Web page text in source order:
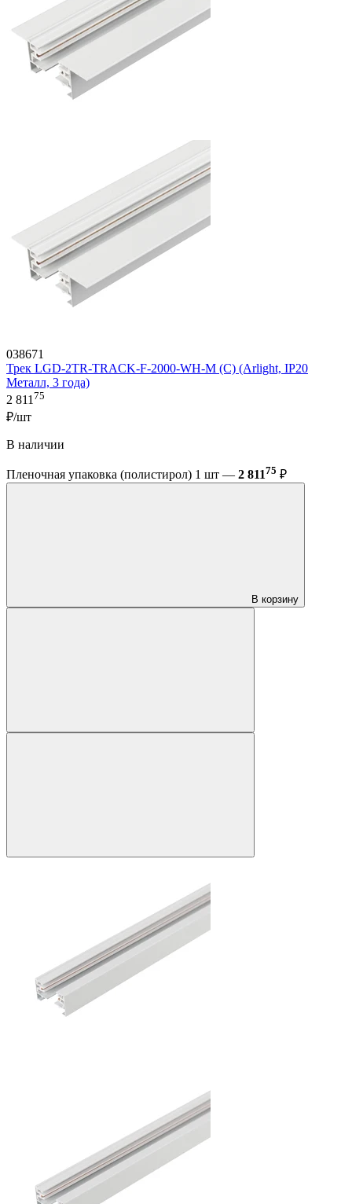
038671
Трек LGD-2TR-TRACK-F-2000-WH-M (C) (Arlight, IP20
Металл, 3 года)
2 81175
₽/шт
В наличии
Пленочная упаковка (полистирол) 1 шт — 2 81175 ₽
В корзину